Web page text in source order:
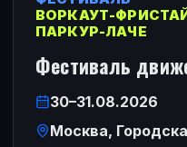
ВОРКАУТ-
ПАРКУР-ЛАЧЕ
Фестиваль
Дата
30–31.08.2026
Место
Москва,